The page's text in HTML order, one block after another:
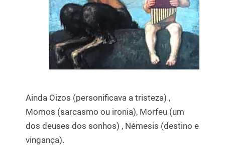
Ainda Oizos (personificava a tristeza) ,
Momos (sarcasmo ou ironia), Morfeu (um
dos deuses dos sonhos) , Némesis (destino e
vingança).